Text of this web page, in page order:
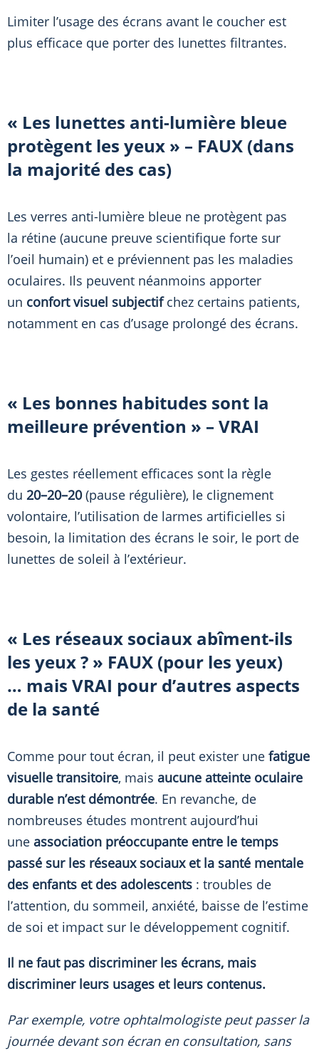
Limiter l’usage des écrans avant le coucher est
plus efficace que porter des lunettes filtrantes.
« Les lunettes anti-lumière bleue
protègent les yeux » – FAUX (dans
la majorité des cas)
Les verres anti-lumière bleue ne protègent pas
la rétine (aucune preuve scientifique forte sur
l’oeil humain) et e préviennent pas les maladies
oculaires. Ils peuvent néanmoins apporter
un confort visuel subjectifchez certains patients,
notamment en cas d’usage prolongé des écrans.
« Les bonnes habitudes sont la
meilleure prévention » – VRAI
Les gestes réellement efficaces sont la règle
du 20–20–20(pause régulière), le clignement
volontaire, l’utilisation de larmes artificielles si
besoin, la limitation des écrans le soir, le port de
lunettes de soleil à l’extérieur.
« Les réseaux sociaux abîment-ils
les yeux ? » FAUX (pour les yeux)
… mais VRAI pour d’autres aspects
de la santé
Comme pour tout écran, il peut exister une fatigue
visuelle transitoire, mais aucune atteinte oculaire
durable n’est démontrée. En revanche, de
nombreuses études montrent aujourd’hui
une association préoccupante entre le temps
passé sur les réseaux sociaux et la santé mentale
des enfants et des adolescents : troubles de
l’attention, du sommeil, anxiété, baisse de l’estime
de soi et impact sur le développement cognitif.
Il ne faut pas discriminer les écrans, mais
discriminer leurs usages et leurs contenus.
Par exemple, votre ophtalmologiste peut passer la
journée devant son écran en consultation, sans